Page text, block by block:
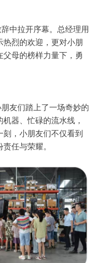
中拉开序幕。总经理用
烈的欢迎，更对小朋
母的榜样力量下，勇
友们踏上了一场奇妙的
器、忙碌的流水线，
，小朋友们不仅看到
任与荣耀。